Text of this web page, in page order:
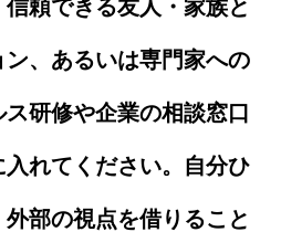
頼できる友人・家族と
、あるいは専門家への
研修や企業の相談窓口
れてください。自分ひ
部の視点を借りること